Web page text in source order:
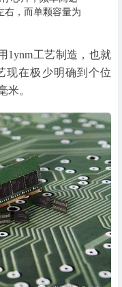
右，而单颗容量为
1ynm工艺制造，也就
现在极少明确到个位
米。